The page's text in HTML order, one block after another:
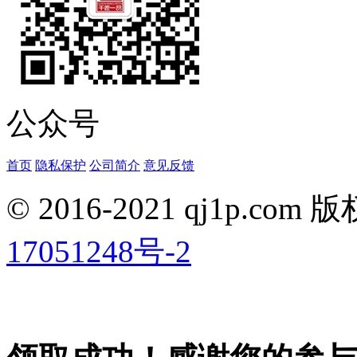
公众号
首页 隐私保护 公司简介 意见反馈
© 2016-2021 qj1p.com
17051248号-2